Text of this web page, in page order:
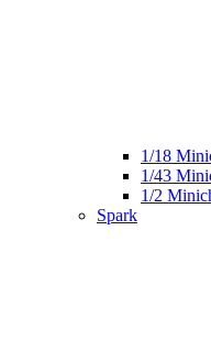
1/18
1/43
1/2
Spark